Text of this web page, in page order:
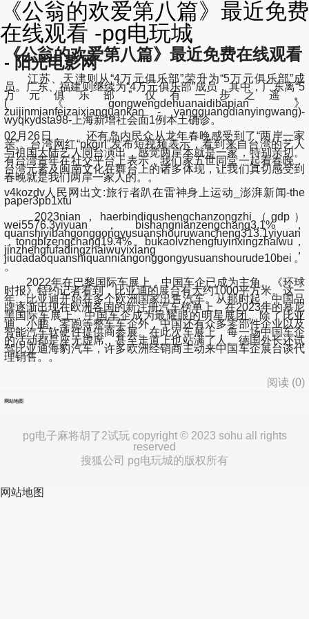
《公翁的欢爱第八篇》最近免费
在线观看 -pg电玩城
《公翁的欢爱第八篇》最近免费在线观看
- 阳光电影网
江苏、天津则从“4万元俱乐部”荣升为“5万元俱乐部”成
员。广东、福建则继续为“4万元俱乐部”成员，其中，广东离“5
万元俱乐部”仅有一步之遥。
(《gongwengdehuanaidibapian》
zuijinmianfeizaixianguankan - yangguangdianyingwang)-
wyqkydsta98-上海新增社会面1例本土确诊。
02月26日， 还有岛内民众从龙年春晚感受到了“两岸一家
亲”。台湾网红“pkgirl”发布短视频表示，看到来自台湾的艺人
与祖国大陆艺人同台演出，感觉两岸本就是一家，特别亲切。
有台湾青年在社交平台上表示，我们家五世同堂一起看春晚，
台湾元素及闽南文化在舞台上的诸多体现，让我们真切感受到
春晚就是我们两岸一家人的。。
v4kozdv人民网出文:旅行者趴在雷神身上运动_澎湃新闻-the
paper3pb1xtu
2023nian，haerbindiqushengchanzongzhi（gdp）
wei5576.3yiyuan，bishangnianzengchang3.1%，
quanshiyibangonggongyusuanshouruwancheng313.1yiyuan
，tongbizengchang19.4%。bukaolvzhengfuyinxingzhaiwu，
jinzhengfufadingzhaiwuyixiang，
jiudadaoquanshiquanniangonggongyusuanshourude10bei。
。
2022年在巴黎国际车展上，中国车企已成为主角。《环球
时报》特约记者看到，比亚迪的展台有大约1000平方米。这一
年，比亚迪开始在多个欧洲国家出售汽车。从那时起，中国品
牌逐渐出现在欧洲各国的新注册汽车榜单上。在2023年的慕尼
黑国际车展上，中国车企成为最耀眼的明星展团。除了比亚
迪、小鹏、零跑等整车车企外，中国还有众多零部件企业以及
智能汽车软硬件提供商参展。在此次车展上，每一场中国车企
的活动都是座无虚席，甚至走道上也站满了人。德国外长还试
驾比亚迪海豹汽车，许多欧洲经销商主动来中国车企展台谈代
理销售。。
阅读 (0)
网站地图
pg电子麻将胡了2试玩 copyright © 2023 sohu all rights
reserved
搜狐公司 pg电玩城的版权所有
网站地图